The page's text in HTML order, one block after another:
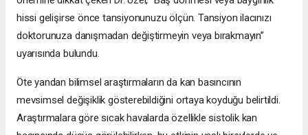
hissi gelişirse önce tansiyonunuzu ölçün. Tansiyon ilacınızı
doktorunuza danışmadan değiştirmeyin veya bırakmayın”
uyarısında bulundu.
Öte yandan bilimsel araştırmaların da kan basıncının
mevsimsel değişiklik gösterebildiğini ortaya koyduğu belirtildi.
Araştırmalara göre sıcak havalarda özellikle sistolik kan